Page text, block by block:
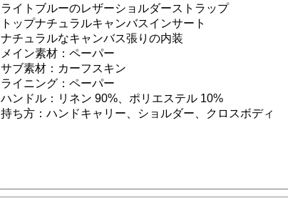
ライトブルーのレザーショルダーストラップ
トップナチュラルキャンバスインサート
ナチュラルなキャンバス張りの内装
メイン素材：ペーパー
サブ素材：カーフスキン
ライニング：ペーパー
ハンドル：リネン 90%、ポリエステル 10%
持ち方：ハンドキャリー、ショルダー、クロスボディ